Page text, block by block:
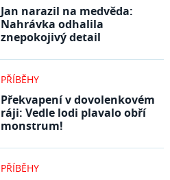
Jan narazil na medvěda:
Nahrávka odhalila
znepokojivý detail
PŘÍBĚHY
Překvapení v dovolenkovém
ráji: Vedle lodi plavalo obří
monstrum!
PŘÍBĚHY